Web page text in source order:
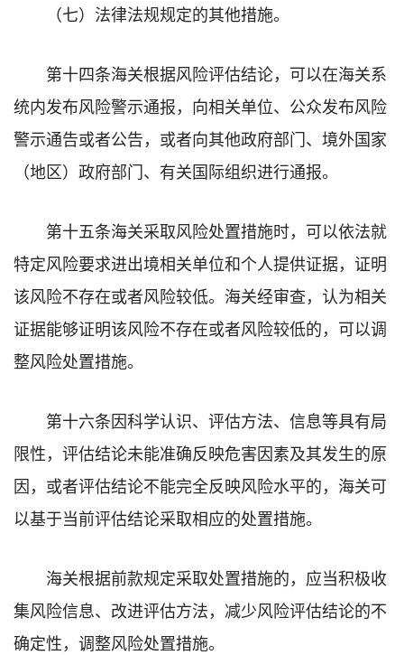
（七）法律法规规定的其他措施。
第十四条海关根据风险评估结论，可以在海关系
统内发布风险警示通报，向相关单位、公众发布风险
警示通告或者公告，或者向其他政府部门、境外国家
（地区）政府部门、有关国际组织进行通报。
第十五条海关采取风险处置措施时，可以依法就
特定风险要求进出境相关单位和个人提供证据，证明
该风险不存在或者风险较低。海关经审查，认为相关
证据能够证明该风险不存在或者风险较低的，可以调
整风险处置措施。
第十六条因科学认识、评估方法、信息等具有局
限性，评估结论未能准确反映危害因素及其发生的原
因，或者评估结论不能完全反映风险水平的，海关可
以基于当前评估结论采取相应的处置措施。
海关根据前款规定采取处置措施的，应当积极收
集风险信息、改进评估方法，减少风险评估结论的不
确定性，调整风险处置措施。